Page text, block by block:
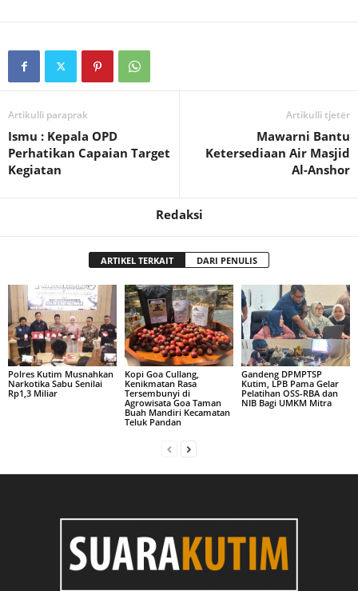
Artikulli paraprak
Ismu : Kepala OPD
Perhatikan Capaian Target
Kegiatan
Artikulli tjetër
Mawarni Bantu
Ketersediaan Air Masjid
Al-Anshor
Redaksi
ARTIKEL TERKAIT DARI PENULIS
Polres Kutim Musnahkan
Narkotika Sabu Senilai
Rp1,3 Miliar
Kopi Goa Cullang,
Kenikmatan Rasa
Tersembunyi di
Agrowisata Goa Taman
Buah Mandiri Kecamatan
Teluk Pandan
Gandeng DPMPTSP
Kutim, LPB Pama Gelar
Pelatihan OSS-RBA dan
NIB Bagi UMKM Mitra